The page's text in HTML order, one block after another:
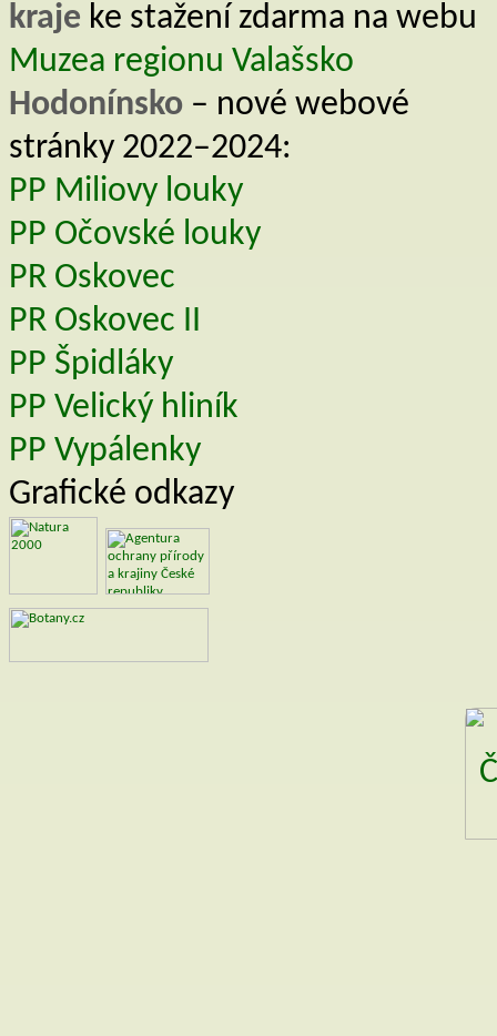
kraje ke stažení zdarma na webu
Muzea regionu Valašsko
Hodonínsko – nové webové
stránky 2022–2024:
PP Miliovy louky
PP Očovské louky
PR Oskovec
PR Oskovec II
PP Špidláky
PP Velický hliník
PP Vypálenky
Grafické odkazy